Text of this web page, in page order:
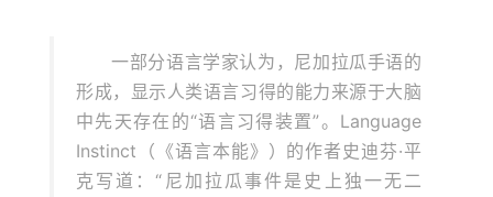
一部分语言学家认为，尼加拉瓜手语的
形成，显示人类语言习得的能力来源于大脑
中先天存在的“语言习得装置”。Language
Instinct（《语言本能》）的作者史迪芬·平
克写道：“尼加拉瓜事件是史上独一无二